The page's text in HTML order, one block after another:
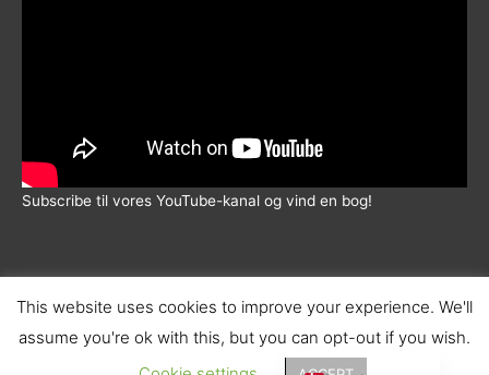
Subscribe til vores YouTube-kanal og vind en bog!
© 2026 |Wadskjær Forlag| info@wadskjaerforlag.dk |
Handelsbetingelser |Fortrolighedspolitik
This website uses cookies to improve your experience. We'll
assume you're ok with this, but you can opt-out if you wish.
English (UK)